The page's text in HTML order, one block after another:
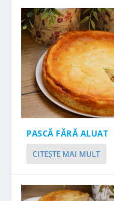
PASCĂ FĂRĂ ALUAT
CITEŞTE MAI MULT